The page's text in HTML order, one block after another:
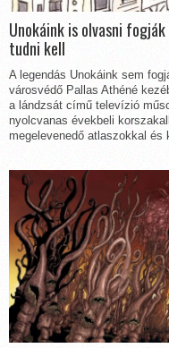
Unokáink is olvasni
tudni kell
A legendás Unokáink sem
városvédő Pallas Athéné
a lándzsát című televízió
nyolcvanas évekbeli
megelevenedő atlaszokkal és